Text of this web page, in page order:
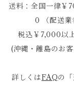
送料：全国一律
0 （配送
税込￥7,000以
(沖縄・離島のお
詳しくはFAQの